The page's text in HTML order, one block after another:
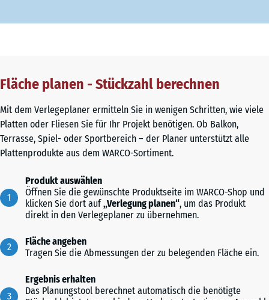
Fläche planen - Stückzahl berechnen
Mit dem Verlegeplaner ermitteln Sie in wenigen Schritten, wie viele
Platten oder Fliesen Sie für Ihr Projekt benötigen. Ob Balkon,
Terrasse, Spiel- oder Sportbereich – der Planer unterstützt alle
Plattenprodukte aus dem WARCO-Sortiment.
Produkt auswählen
Öffnen Sie die gewünschte Produktseite im WARCO-Shop und
klicken Sie dort auf„Verlegung planen“, um das Produkt
direkt in den Verlegeplaner zu übernehmen.
Fläche angeben
Tragen Sie die Abmessungen der zu belegenden Fläche ein.
Ergebnis erhalten
Das Planungstool berechnet automatisch die benötigte